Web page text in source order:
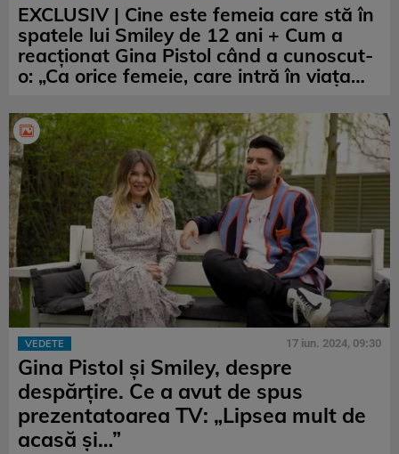
EXCLUSIV | Cine este femeia care stă în
spatele lui Smiley de 12 ani + Cum a
reacţionat Gina Pistol când a cunoscut-
o: „Ca orice femeie, care intră în viața…
VEDETE 17 iun. 2024, 09:30
Gina Pistol și Smiley, despre
despărțire. Ce a avut de spus
prezentatoarea TV: „Lipsea mult de
acasă și…”